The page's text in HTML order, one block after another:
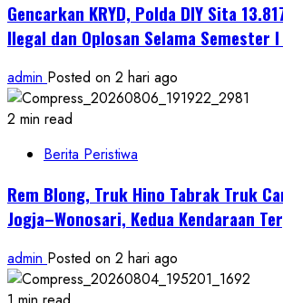
Gencarkan KRYD, Polda DIY Sita
Ilegal dan Oplosan Selama Semester
admin Posted on 2 hari ago
2 min read
Berita Peristiwa
Rem Blong, Truk Hino Tabrak Truk
Jogja–Wonosari, Kedua Kendaraan
admin Posted on 2 hari ago